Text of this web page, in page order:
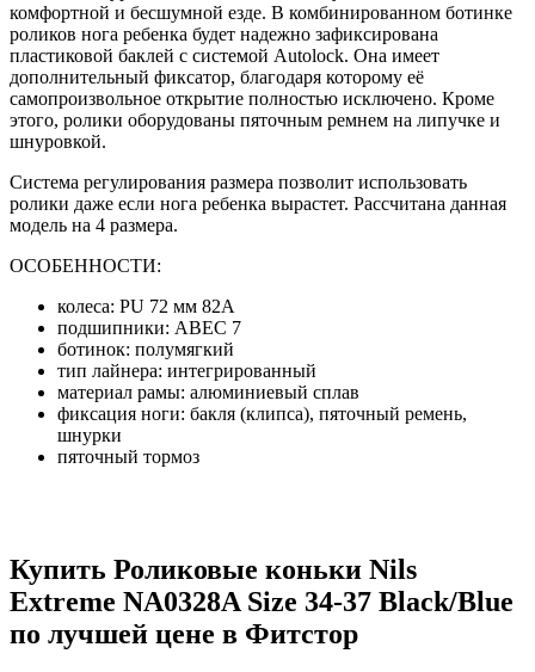
комфортной и бесшумной езде. В комбинированном ботинке
роликов нога ребенка будет надежно зафиксирована
пластиковой баклей с системой Autolock. Она имеет
дополнительный фиксатор, благодаря которому её
самопроизвольное открытие полностью исключено. Кроме
этого, ролики оборудованы пяточным ремнем на липучке и
шнуровкой.
Система регулирования размера позволит использовать
ролики даже если нога ребенка вырастет. Рассчитана данная
модель на 4 размера.
ОСОБЕННОСТИ:
колеса: PU 72 мм 82A
подшипники: ABEC 7
ботинок: полумягкий
тип лайнера: интегрированный
материал рамы: алюминиевый сплав
фиксация ноги: бакля (клипса), пяточный ремень,
шнурки
пяточный тормоз
Купить Роликовые коньки Nils
Extreme NA0328A Size 34-37 Black/Blue
по лучшей цене в Фитстор